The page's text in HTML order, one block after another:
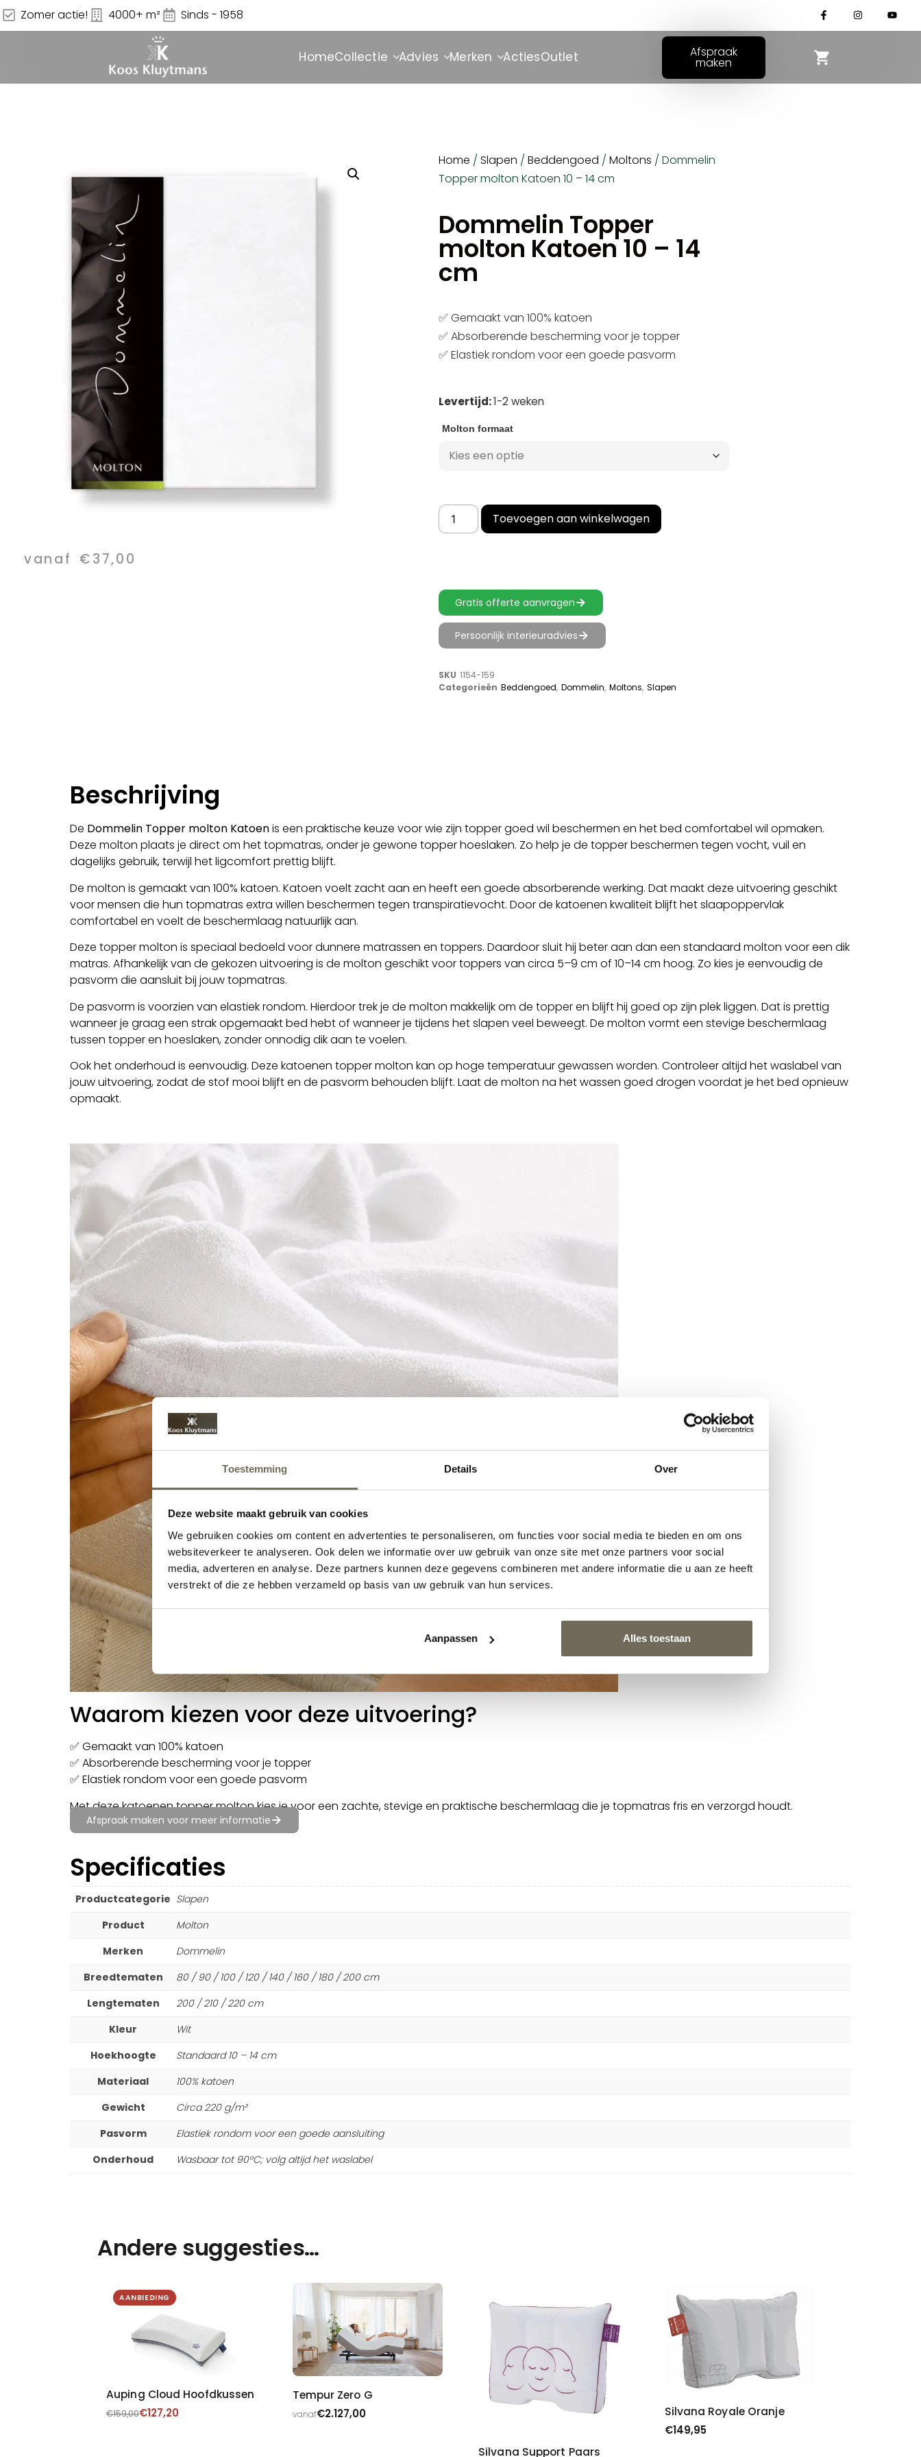
Toestemming Details Over
Deze website maakt gebruik van cookies
We gebruiken cookies om content en advertenties te personaliseren, om functies voor social media te bieden en om ons
websiteverkeer te analyseren. Ook delen we informatie over uw gebruik van onze site met onze partners voor social
media, adverteren en analyse. Deze partners kunnen deze gegevens combineren met andere informatie die u aan ze heeft
verstrekt of die ze hebben verzameld op basis van uw gebruik van hun services.
Aanpassen Alles toestaan
Zomer actie! 4000+ m² Sinds - 1958
HomeCollectie Advies Merken ActiesOutlet Afspraak
maken
vanaf €37,00
Home / Slapen / Beddengoed / Moltons / Dommelin
Topper molton Katoen 10 – 14 cm
Dommelin Topper
molton Katoen 10 – 14
cm
✅ Gemaakt van 100% katoen
✅ Absorberende bescherming voor je topper
✅ Elastiek rondom voor een goede pasvorm
Levertijd:1-2 weken
Molton formaat
Toevoegen aan winkelwagen
Gratis offerte aanvragen
Persoonlijk interieuradvies
SKU 1154-159
Categorieën Beddengoed, Dommelin, Moltons, Slapen
Beschrijving
De Dommelin Topper molton Katoenis een praktische keuze voor wie zijn topper goed wil beschermen en het bed comfortabel wil opmaken.
Deze molton plaats je direct om het topmatras, onder je gewone topper hoeslaken. Zo help je de topper beschermen tegen vocht, vuil en
dagelijks gebruik, terwijl het ligcomfort prettig blijft.
De molton is gemaakt van 100% katoen. Katoen voelt zacht aan en heeft een goede absorberende werking. Dat maakt deze uitvoering geschikt
voor mensen die hun topmatras extra willen beschermen tegen transpiratievocht. Door de katoenen kwaliteit blijft het slaapoppervlak
comfortabel en voelt de beschermlaag natuurlijk aan.
Deze topper molton is speciaal bedoeld voor dunnere matrassen en toppers. Daardoor sluit hij beter aan dan een standaard molton voor een dik
matras. Afhankelijk van de gekozen uitvoering is de molton geschikt voor toppers van circa 5–9 cm of 10–14 cm hoog. Zo kies je eenvoudig de
pasvorm die aansluit bij jouw topmatras.
De pasvorm is voorzien van elastiek rondom. Hierdoor trek je de molton makkelijk om de topper en blijft hij goed op zijn plek liggen. Dat is prettig
wanneer je graag een strak opgemaakt bed hebt of wanneer je tijdens het slapen veel beweegt. De molton vormt een stevige beschermlaag
tussen topper en hoeslaken, zonder onnodig dik aan te voelen.
Ook het onderhoud is eenvoudig. Deze katoenen topper molton kan op hoge temperatuur gewassen worden. Controleer altijd het waslabel van
jouw uitvoering, zodat de stof mooi blijft en de pasvorm behouden blijft. Laat de molton na het wassen goed drogen voordat je het bed opnieuw
opmaakt.
Waarom kiezen voor deze uitvoering?
✅ Gemaakt van 100% katoen
✅ Absorberende bescherming voor je topper
✅ Elastiek rondom voor een goede pasvorm
Met deze katoenen topper molton kies je voor een zachte, stevige en praktische beschermlaag die je topmatras fris en verzorgd houdt.
Afspraak maken voor meer informatie
Specificaties
Productcategorie Slapen
Product
Molton
Merken
Dommelin
Breedtematen
80 / 90 / 100 / 120 / 140 / 160 / 180 / 200 cm
Lengtematen
200 / 210 / 220 cm
Kleur
Wit
Hoekhoogte
Standaard 10 – 14 cm
Materiaal
100% katoen
Gewicht
Circa 220 g/m²
Pasvorm
Elastiek rondom voor een goede aansluiting
Onderhoud
Wasbaar tot 90°C; volg altijd het waslabel
Andere suggesties…
AANBIEDING
Auping Cloud Hoofdkussen
€159,00€127,20
Tempur Zero G
vanaf€2.127,00
Silvana Support Paars
Silvana Royale Oranje
€149,95